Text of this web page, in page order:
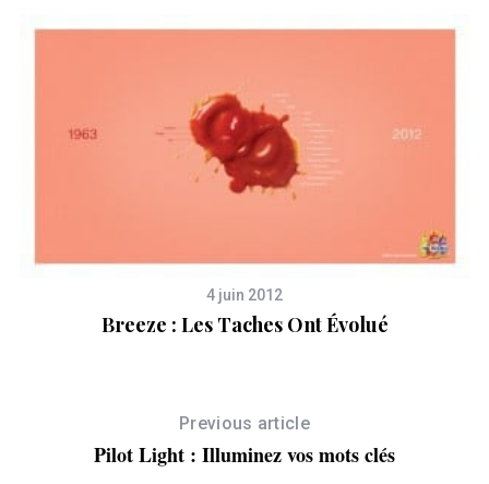
4 juin 2012
Breeze : Les Taches Ont Évolué
Previous article
Pilot Light : Illuminez vos mots clés